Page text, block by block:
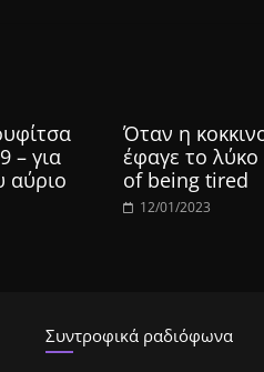
– για
αύριο
Όταν η
έφαγε το
of being tired
12/01/2023
Συντροφικά ραδιόφωνα